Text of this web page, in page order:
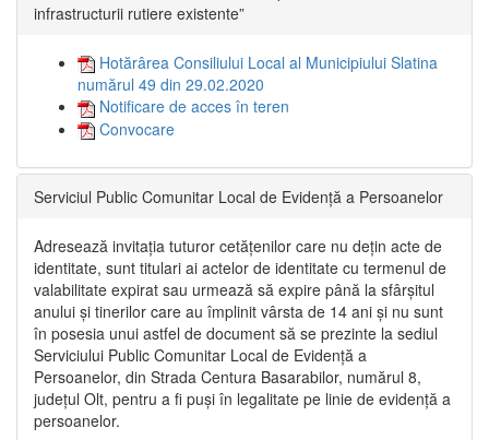
infrastructurii rutiere existente”
Hotărârea Consiliului Local al Municipiului Slatina
numărul 49 din 29.02.2020
Notificare de acces în teren
Convocare
Serviciul Public Comunitar Local de Evidență a Persoanelor
Adresează invitația tuturor cetățenilor care nu dețin acte de
identitate, sunt titulari ai actelor de identitate cu termenul de
valabilitate expirat sau urmează să expire până la sfârșitul
anului și tinerilor care au împlinit vârsta de 14 ani și nu sunt
în posesia unui astfel de document să se prezinte la sediul
Serviciului Public Comunitar Local de Evidență a
Persoanelor, din Strada Centura Basarabilor, numărul 8,
județul Olt, pentru a fi puși în legalitate pe linie de evidență a
persoanelor.